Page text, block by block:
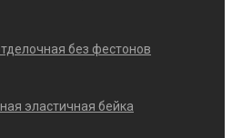
без фестонов
эластичная бейка